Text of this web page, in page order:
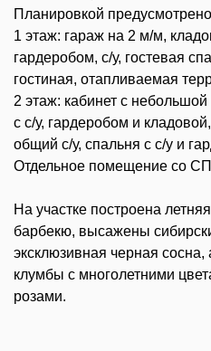
Планировкой
1 этаж: гараж на 2 м/м,
гардеробом, с/у, гостевая
гостиная, отапливаемая
2 этаж: кабинет с
с с/у, гардеробом и
общий с/у, спальня с с/у и
Отдельное помещение со
На участке построена
барбекю, высажены
эксклюзивная черная
клумбы с многолетними
розами.